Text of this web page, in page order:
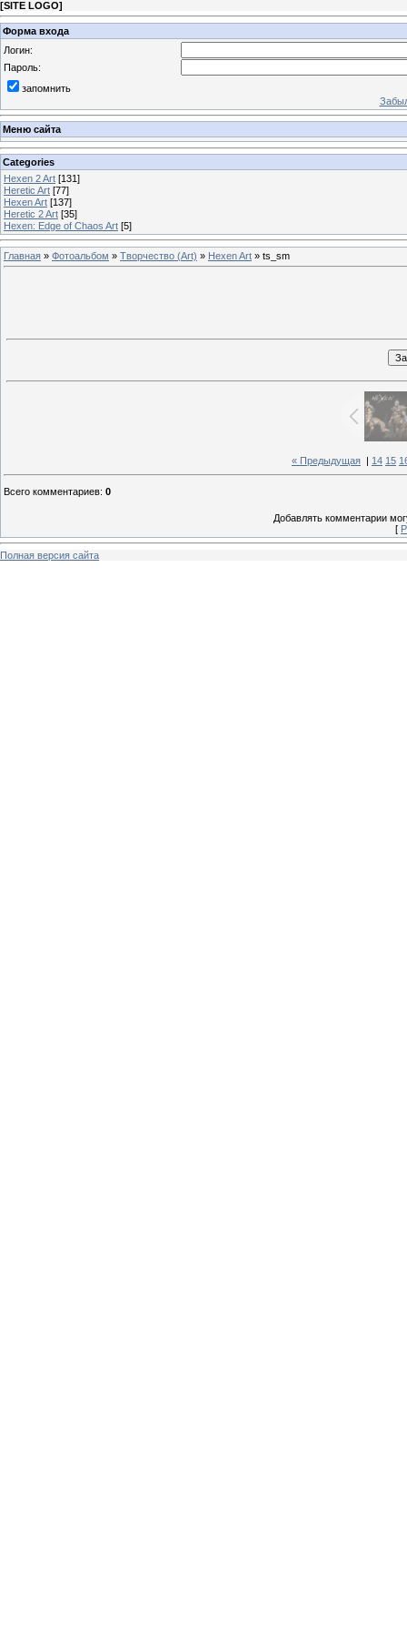
[SITE LOGO]
Форма входа
Логин:
Пароль:
запомнить
Меню сайта
Categories
Hexen 2 Art [131]
Heretic Art [77]
Hexen Art [137]
Heretic 2 Art [35]
Hexen: Edge of Chaos Art [5]
Главная » Фотоальбом » Творчество (Art) » Hexen Art » ts_sm
« Предыдущая 14 15
Всего комментариев: 0
Добавлять комментарии
[
Полная версия сайта